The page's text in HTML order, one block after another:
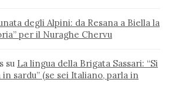
degli Alpini: da Resana a Biella la
per il Nuraghe Chervu
su La lingua della Brigata Sassari: “Si
sardu” (se sei Italiano, parla in